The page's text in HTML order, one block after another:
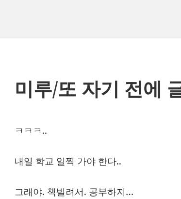
미루/또 자기 전에
ㅋㅋㅋ..
내일 학교 일찍 가야 한다..
그래야. 책빌려서. 공부하지…